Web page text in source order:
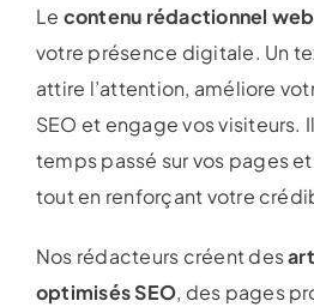
Le contenu rédactionnel web
votre présence digitale. Un
attire l’attention, améliore
SEO et engage vos visiteurs.
temps passé sur vos pages
tout en renforçant votre
Nos rédacteurs créent des
optimisés SEO, des pages